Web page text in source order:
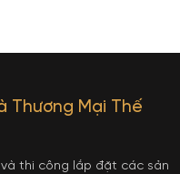
Thương Mại Thế
và thi công lắp đặt các sản